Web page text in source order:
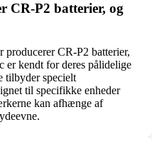
CR-P2 batterier, og
CR-P2 batterier,
er kendt for deres pålidelige
tilbyder specielt
til specifikke enheder
kan afhænge af